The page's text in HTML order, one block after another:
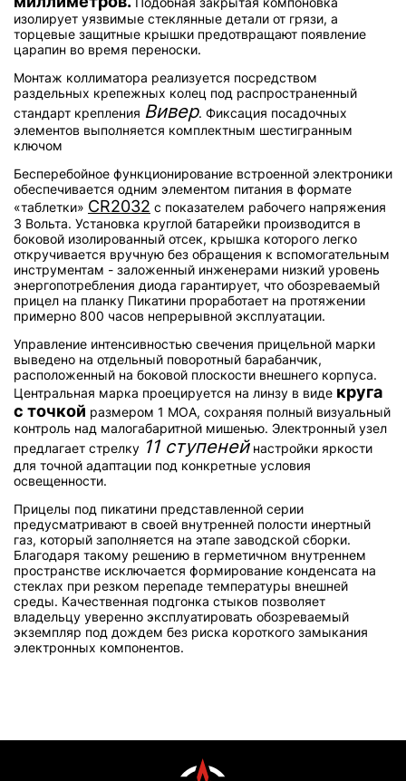
изолирует уязвимые стеклянные детали от грязи, а
торцевые защитные крышки предотвращают появление
царапин во время переноски.
Монтаж коллиматора реализуется посредством
раздельных крепежных колец под распространенный
стандарт крепления Вивер. Фиксация посадочных
элементов выполняется комплектным шестигранным
ключом
Бесперебойное функционирование встроенной электроники
обеспечивается одним элементом питания в формате
«таблетки» CR2032 с показателем рабочего напряжения
3 Вольта. Установка круглой батарейки производится в
боковой изолированный отсек, крышка которого легко
откручивается вручную без обращения к вспомогательным
инструментам - заложенный инженерами низкий уровень
энергопотребления диода гарантирует, что обозреваемый
прицел на планку Пикатини проработает на протяжении
примерно 800 часов непрерывной эксплуатации.
Управление интенсивностью свечения прицельной марки
выведено на отдельный поворотный барабанчик,
расположенный на боковой плоскости внешнего корпуса.
Центральная марка проецируется на линзу в виде круга
с точкой размером 1 МОА, сохраняя полный визуальный
контроль над малогабаритной мишенью. Электронный узел
предлагает стрелку 11 ступенейнастройки яркости
для точной адаптации под конкретные условия
освещенности.
Прицелы под пикатини представленной серии
предусматривают в своей внутренней полости инертный
газ, который заполняется на этапе заводской сборки.
Благодаря такому решению в герметичном внутреннем
пространстве исключается формирование конденсата на
стеклах при резком перепаде температуры внешней
среды. Качественная подгонка стыков позволяет
владельцу уверенно эксплуатировать обозреваемый
экземпляр под дождем без риска короткого замыкания
электронных компонентов.